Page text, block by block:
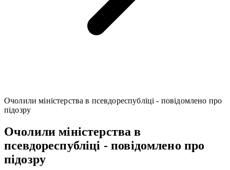
Очолили міністерства в псевдореспубліці - повідомлено про
підозру
Очолили міністерства в
псевдореспубліці - повідомлено про
підозру